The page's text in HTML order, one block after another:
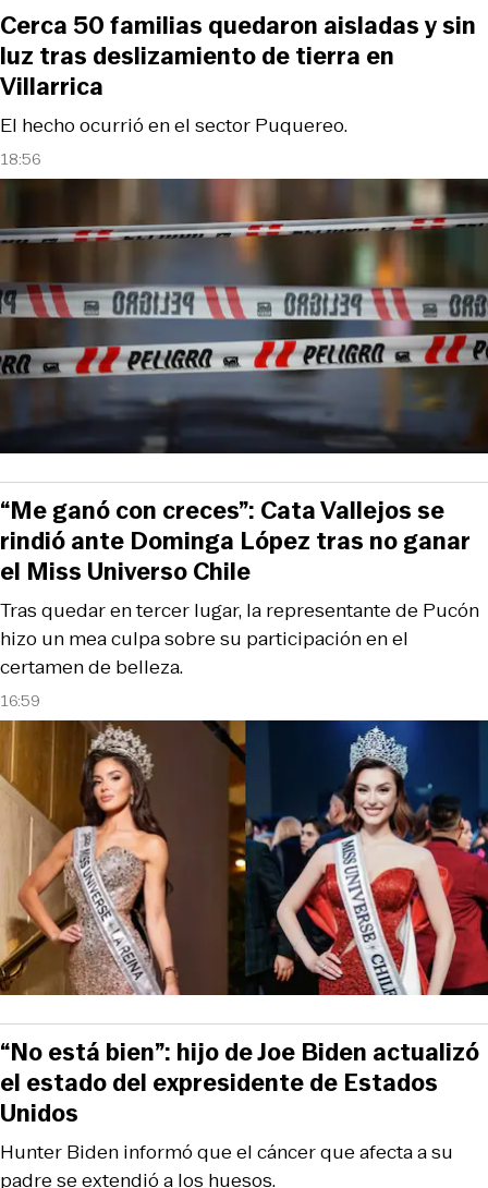
18:56
El hecho ocurrió en el sector Puquereo.
Cerca 50 familias quedaron aisladas y sin
luz tras deslizamiento de tierra en
Villarrica
16:59
Tras quedar en tercer lugar, la representante de Pucón
hizo un mea culpa sobre su participación en el
certamen de belleza.
“Me ganó con creces”: Cata Vallejos se
rindió ante Dominga López tras no ganar
el Miss Universo Chile
Hunter Biden informó que el cáncer que afecta a su
padre se extendió a los huesos.
“No está bien”: hijo de Joe Biden actualizó
el estado del expresidente de Estados
Unidos